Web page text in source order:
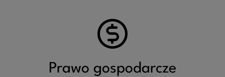
Prawo gospodarcze
Świadczymy kompleksową pomoc prawną w zakresie
prawa gospodarczego, wspierając przedsiębiorców na
każdym etapie prowadzenia działalności.